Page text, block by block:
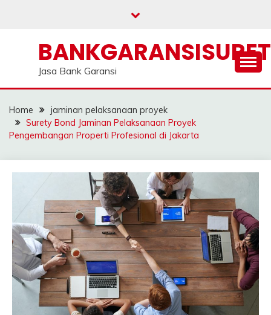
Jasa Bank Garansi
Home
jaminan pelaksanaan proyek
Surety Bond Jaminan Pelaksanaan Proyek
Pengembangan Properti Profesional di Jakarta